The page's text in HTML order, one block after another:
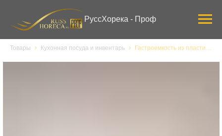
РуссХорека - Проф
Товары Кухонная посуда и инвентарь